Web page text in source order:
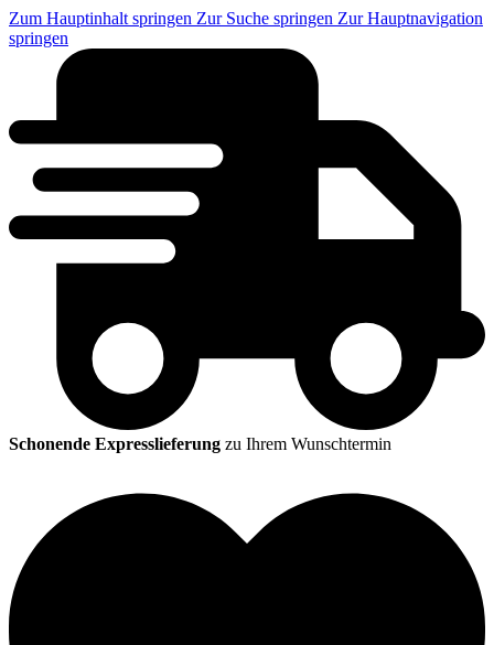
Zum Hauptinhalt springen Zur Suche springen Zur Hauptnavigation
springen
Schonende Expresslieferung zu Ihrem Wunschtermin